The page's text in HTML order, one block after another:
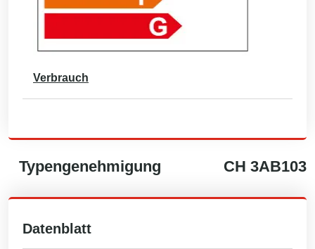
Verbrauch
Typengenehmigung CH 3AB103
Datenblatt